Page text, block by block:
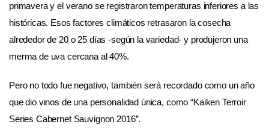
primavera y el verano se registraron temperaturas inferiores a las
históricas. Esos factores climáticos retrasaron la cosecha
alrededor de 20 o 25 días -según la variedad- y produjeron una
merma de uva cercana al 40%.
Pero no todo fue negativo, también será recordado como un año
que dio vinos de una personalidad única, como “Kaiken Terroir
Series Cabernet Sauvignon 2016”.